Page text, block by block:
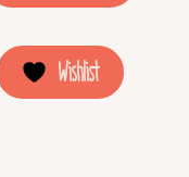
Wishlist